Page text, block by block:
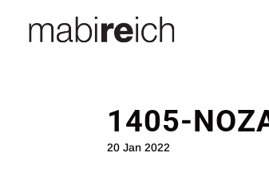
1405-
20 Jan 2022